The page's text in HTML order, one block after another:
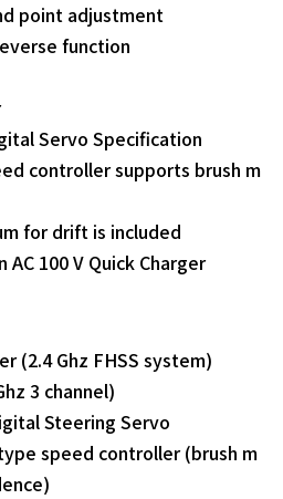
point adjustment
function
Servo Specification
controller supports brush m
for drift is included
100 V Quick Charger
(2.4 Ghz FHSS system)
3 channel)
Steering Servo
speed controller (brush m